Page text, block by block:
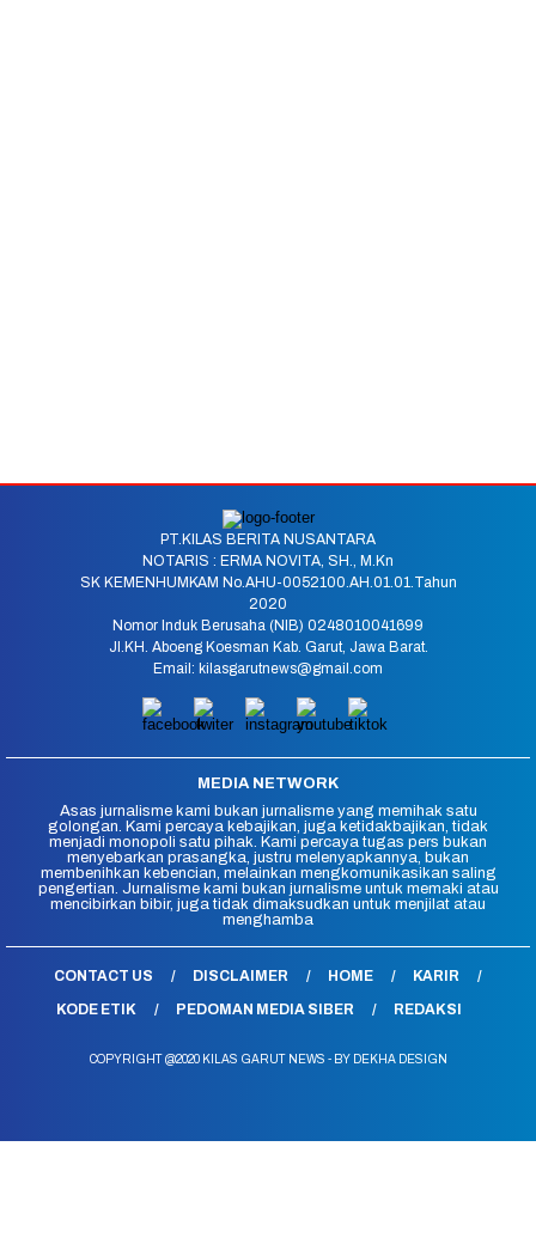
PT.KILAS BERITA NUSANTARA
NOTARIS : ERMA NOVITA, SH., M.Kn
SK KEMENHUMKAM No.AHU-0052100.AH.01.01.Tahun
2020
Nomor Induk Berusaha (NIB) 0248010041699
Jl.KH. Aboeng Koesman Kab. Garut, Jawa Barat.
Email: kilasgarutnews@gmail.com
MEDIA NETWORK
Asas jurnalisme kami bukan jurnalisme yang memihak satu
golongan. Kami percaya kebajikan, juga ketidakbajikan, tidak
menjadi monopoli satu pihak. Kami percaya tugas pers bukan
menyebarkan prasangka, justru melenyapkannya, bukan
membenihkan kebencian, melainkan mengkomunikasikan saling
pengertian. Jurnalisme kami bukan jurnalisme untuk memaki atau
mencibirkan bibir, juga tidak dimaksudkan untuk menjilat atau
menghamba
CONTACT US DISCLAIMER HOME
KARIR
KODE ETIK
PEDOMAN MEDIA SIBER REDAKSI
COPYRIGHT @2020 KILAS GARUT NEWS - BY DEKHA DESIGN